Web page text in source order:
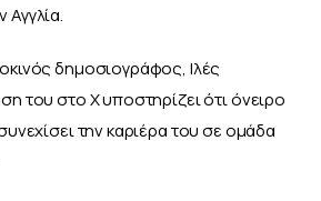
δημοσιογράφος, Ιλές
του στο Χ υποστηρίζει ότι όνειρο
την καριέρα του σε ομάδα